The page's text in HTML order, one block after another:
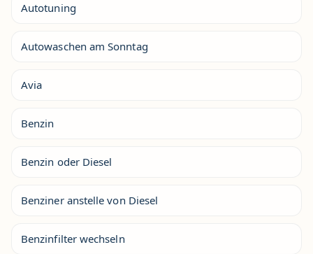
Autotuning
Autowaschen am Sonntag
Avia
Benzin
Benzin oder Diesel
Benziner anstelle von Diesel
Benzinfilter wechseln